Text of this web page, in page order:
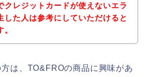
クレジットカードが使えないエラ
した人は参考にしていただけると
は、TO&FROの商品に興味があ